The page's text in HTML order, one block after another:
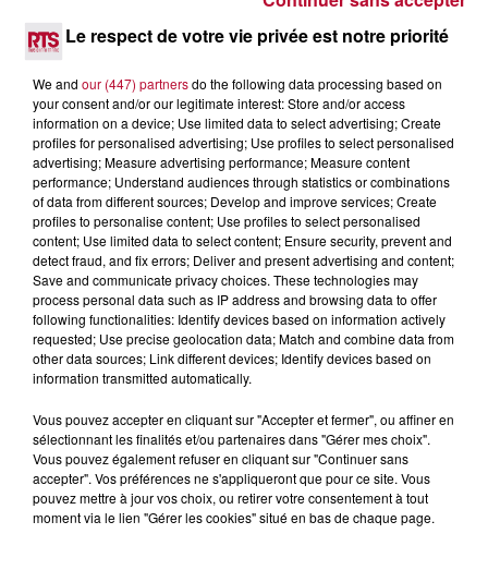
NÎMES : « LE RÊVE DU GLADIATEUR » INVESTIT
LES ARÈNES CES 3...
Après un franc succès l'été dernier, le spectacle « Le Rêve
du gladiateur » revient illuminer l'amphithéâtre romain les 6,
7 et 8 août. Une fresque nocturne...
4 août 2026
FÊTE DE LA POLYNÉSIE À VILLEVEYRAC
Le respect de votre vie privée est notre priorité
We and our (447) partnersdo the following data processing based on
your consent and/or our legitimate interest: Store and/or access
information on a device; Use limited data to select advertising; Create
profiles for personalised advertising; Use profiles to select personalised
advertising; Measure advertising performance; Measure content
performance; Understand audiences through statistics or combinations
of data from different sources; Develop and improve services; Create
profiles to personalise content; Use profiles to select personalised
content; Use limited data to select content; Ensure security, prevent and
detect fraud, and fix errors; Deliver and present advertising and content;
Save and communicate privacy choices. These technologies may
process personal data such as IP address and browsing data to offer
following functionalities: Identify devices based on information actively
requested; Use precise geolocation data; Match and combine data from
other data sources; Link different devices; Identify devices based on
information transmitted automatically.
Vous pouvez accepter en cliquant sur "Accepter et fermer", ou affiner en
sélectionnant les finalités et/ou partenaires dans "Gérer mes choix".
Vous pouvez également refuser en cliquant sur "Continuer sans
accepter". Vos préférences ne s'appliqueront que pour ce site. Vous
pouvez mettre à jour vos choix, ou retirer votre consentement à tout
moment via le lien "Gérer les cookies" situé en bas de chaque page.